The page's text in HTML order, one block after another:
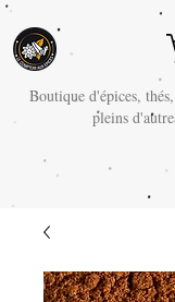
Boutique d'épices,
pleins